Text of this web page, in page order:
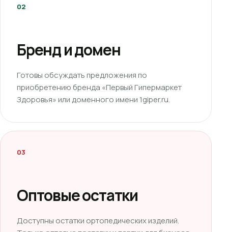
02
Бренд и домен
Готовы обсуждать предложения по
приобретению бренда «Первый Гипермаркет
Здоровья» или доменного имени 1giper.ru.
03
Оптовые остатки
Доступны остатки ортопедических изделий.